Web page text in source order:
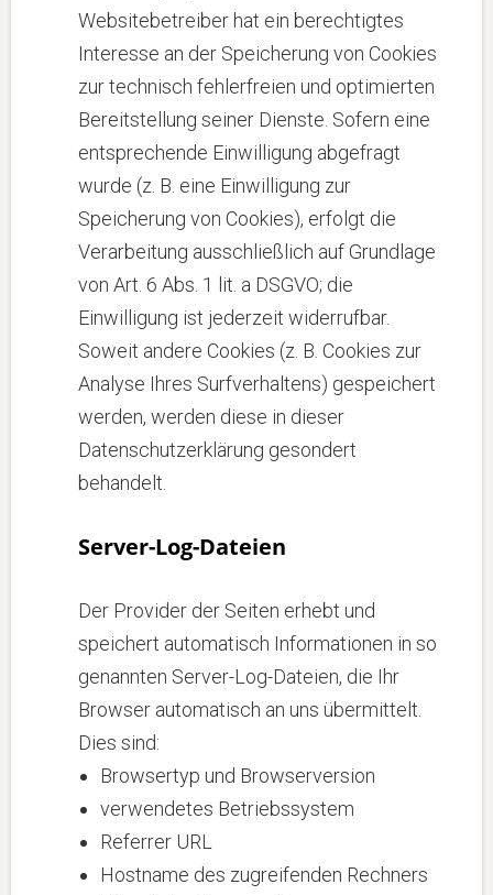
Websitebetreiber hat ein berechtigtes
Interesse an der Speicherung von Cookies
zur technisch fehlerfreien und optimierten
Bereitstellung seiner Dienste. Sofern eine
entsprechende Einwilligung abgefragt
wurde (z. B. eine Einwilligung zur
Speicherung von Cookies), erfolgt die
Verarbeitung ausschließlich auf Grundlage
von Art. 6 Abs. 1 lit. a DSGVO; die
Einwilligung ist jederzeit widerrufbar.
Soweit andere Cookies (z. B. Cookies zur
Analyse Ihres Surfverhaltens) gespeichert
werden, werden diese in dieser
Datenschutzerklärung gesondert
behandelt.
Server-Log-Dateien
Der Provider der Seiten erhebt und
speichert automatisch Informationen in so
genannten Server-Log-Dateien, die Ihr
Browser automatisch an uns übermittelt.
Dies sind:
Browsertyp und Browserversion
verwendetes Betriebssystem
Referrer URL
Hostname des zugreifenden Rechners